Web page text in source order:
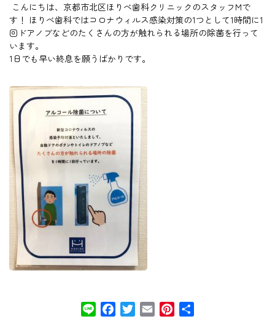
こんにちは、京都市北区ほりべ歯科クリニックのスタッフMで
す！ ほりべ歯科ではコロナウィルス感染対策の1つとして1時間に1
回ドアノブなどのたくさんの方が触れられる場所の除菌を行って
います。
1日でも早い終息を願うばかりです。
Line FacebookTwitter
Email Pinterest